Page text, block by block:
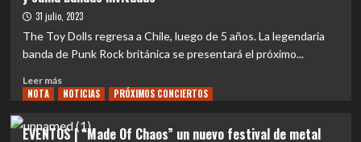
Caterina
Nix
y
Nasson
abrirán
los
de
Anneke
31 julio, 2023
The Toy Dolls regresa a Chile, luego de 5 años. La legendaria
banda de Punk Rock británica se presentará el próximo...
Leer másLeer
más
EVENTOS
|
NOTA NOTICIAS PRÓXIMOS CONCIERTOS
EVENTOS | “Made Of Chaos” un nuevo festival de metal